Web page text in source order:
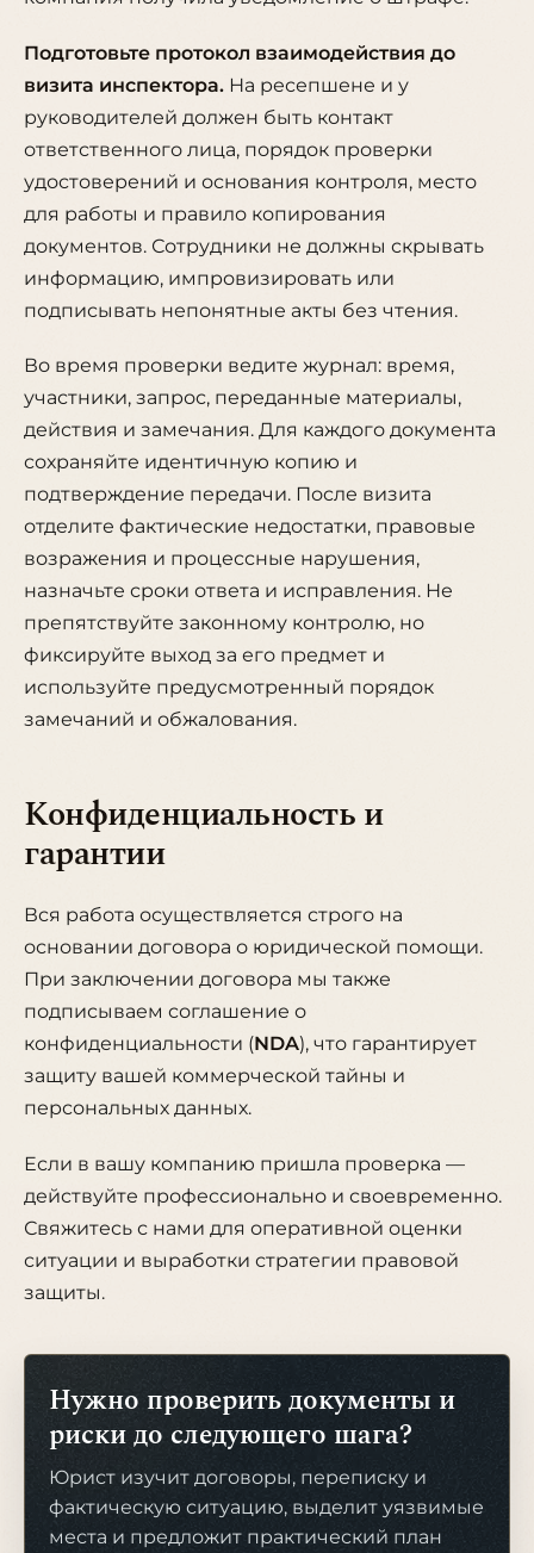
Подготовьте протокол взаимодействия до
визита инспектора. На ресепшене и у
руководителей должен быть контакт
ответственного лица, порядок проверки
удостоверений и основания контроля, место
для работы и правило копирования
документов. Сотрудники не должны скрывать
информацию, импровизировать или
подписывать непонятные акты без чтения.
Во время проверки ведите журнал: время,
участники, запрос, переданные материалы,
действия и замечания. Для каждого документа
сохраняйте идентичную копию и
подтверждение передачи. После визита
отделите фактические недостатки, правовые
возражения и процессные нарушения,
назначьте сроки ответа и исправления. Не
препятствуйте законному контролю, но
фиксируйте выход за его предмет и
используйте предусмотренный порядок
замечаний и обжалования.
Конфиденциальность и
гарантии
Вся работа осуществляется строго на
основании договора о юридической помощи.
При заключении договора мы также
подписываем соглашение о
конфиденциальности (NDA), что гарантирует
защиту вашей коммерческой тайны и
персональных данных.
Если в вашу компанию пришла проверка —
действуйте профессионально и своевременно.
Свяжитесь с нами для оперативной оценки
ситуации и выработки стратегии правовой
защиты.
Нужно проверить документы и
риски до следующего шага?
Юрист изучит договоры, переписку и
фактическую ситуацию, выделит уязвимые
места и предложит практический план